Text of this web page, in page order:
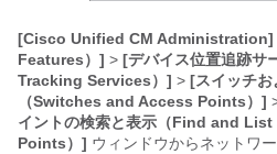
[Cisco Unified CM Administration]
Features）] > [デバイス位置追跡
Tracking Services）] > [スイッチお
（Switches and Access Points）]
イントの検索と表示（Find and
Points）] ウィンドウからネットワ